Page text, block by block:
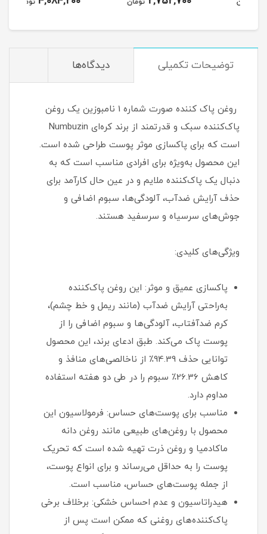
تومان تومان
توضیحات تکمیلی دیدگاه‌ها
روغن پاک کننده صورت شماره 1 نامبوزین یک روغن
پاک‌کننده سبک و قدرتمند از برند کره‌ای Numbuzin
است که برای پاکسازی موثر پوست طراحی شده است.
این محصول به‌ویژه برای افرادی مناسب است که به
دنبال یک پاک‌کننده ملایم و در عین حال کارآمد برای
حذف آرایش ضدآب، آلودگی‌ها، سبوم اضافی و
جوش‌های سرسیاه و سرسفید هستند.
ویژگی‌های کلیدی:
پاکسازی عمیق و موثر: این روغن پاک‌کننده
به‌راحتی آرایش ضدآب (مانند ریمل و خط چشم)،
کرم ضدآفتاب، آلودگی‌ها و سبوم اضافی را از
پوست پاک می‌کند. طبق ادعای برند، این محصول
توانایی حذف 94.39٪ از ناخالصی‌های منافذ و
کاهش 26.36٪ سبوم را در طی دو هفته استفاده
مداوم دارد.
مناسب برای پوست‌های حساس: فرمولاسیون این
محصول با روغن‌های طبیعی مانند روغن دانه
ماکادمیا و روغن ذرت تهیه شده است که تحریک
پوست را به حداقل می‌رساند و برای انواع پوست،
از جمله پوست‌های حساس، مناسب است.
هیدراتاسیون و عدم احساس خشکی: برخلاف برخی
پاک‌کننده‌های روغنی که ممکن است پس از